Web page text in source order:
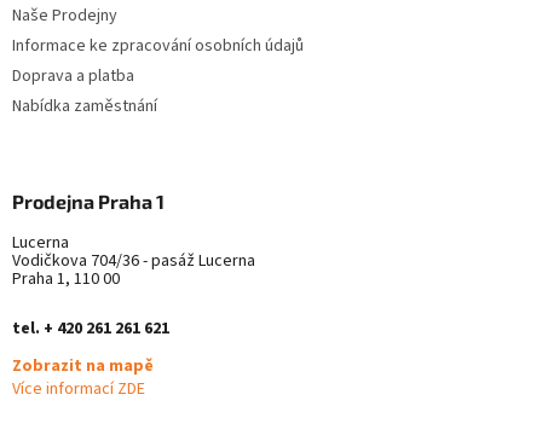
Naše Prodejny
Informace ke zpracování osobních údajů
Doprava a platba
Nabídka zaměstnání
Prodejna Praha 1
Lucerna
Vodičkova 704/36 - pasáž Lucerna
Praha 1, 110 00
tel. + 420 261 261 621
Zobrazit na mapě
Více informací ZDE